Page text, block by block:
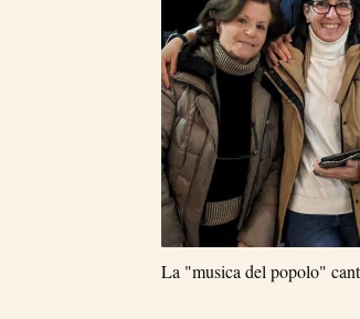
La "musica del popolo"